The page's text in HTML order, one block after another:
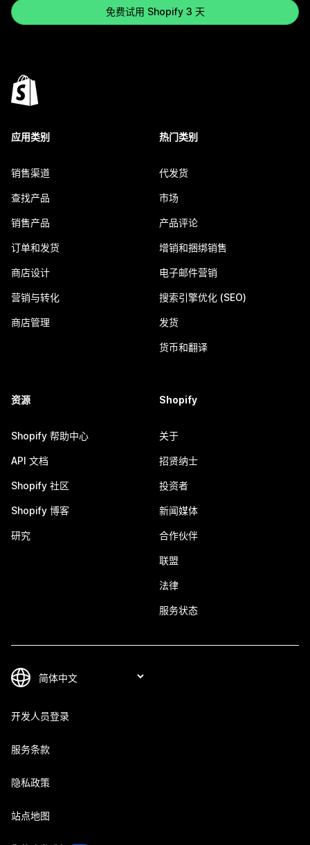
免费试用 Shopify 3 天
应用类别
销售渠道
查找产品
销售产品
订单和发货
商店设计
营销与转化
商店管理
热门类别
代发货
市场
产品评论
增销和捆绑销售
电子邮件营销
搜索引擎优化 (SEO)
发货
货币和翻译
资源
Shopify 帮助中心
API 文档
Shopify 社区
Shopify 博客
研究
Shopify
关于
招贤纳士
投资者
新闻媒体
合作伙伴
联盟
法律
服务状态
开发人员登录
服务条款
隐私政策
站点地图